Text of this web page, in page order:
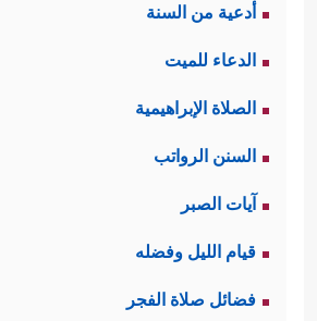
أدعية من السنة
الدعاء للميت
الصلاة الإبراهيمية
السنن الرواتب
آيات الصبر
قيام الليل وفضله
فضائل صلاة الفجر